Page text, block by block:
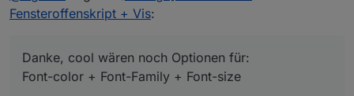
Fensteroffenskript + Vis
Bestätigt, liegt am MD von Uhula, muß mal
Danke, cool wären noch Optionen für:
Font-color + Font-Family + Font-size
Fensteroffenskript + Vis:
Danke, cool wären noch Optionen für:
Font-color + Font-Family + Font-size